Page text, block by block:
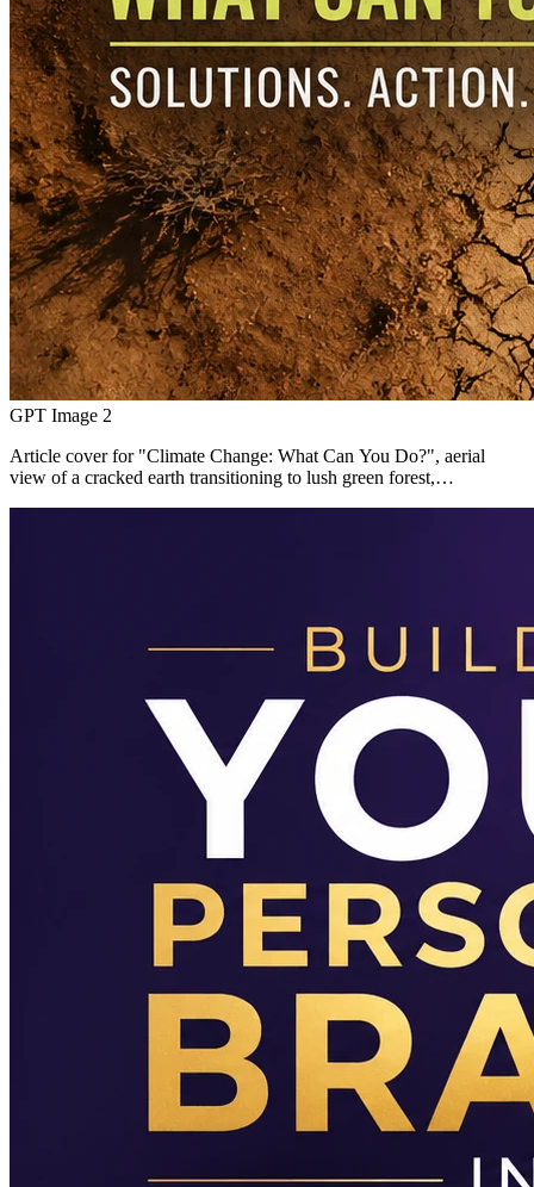
GPT Image 2
Article cover for "Climate Change: What Can You Do?", aerial
view of a cracked earth transitioning to lush green forest,…